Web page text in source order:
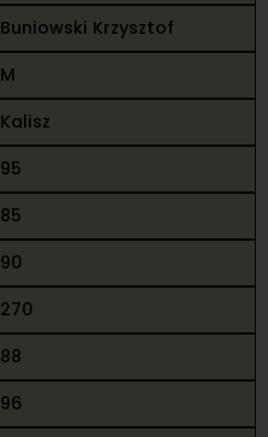
Buniowski Krzysztof
M
Kalisz
95
85
90
270
88
96